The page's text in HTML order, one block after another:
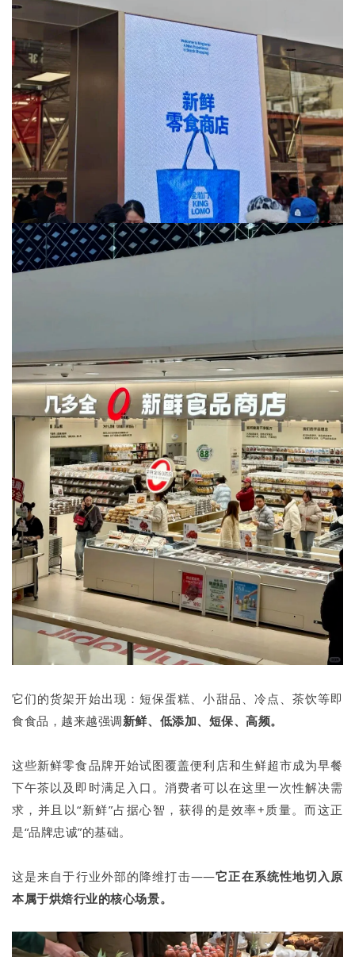
它们的货架开始出现：短保蛋糕、小甜品、冷点、茶饮等即
食食品，越来越强调新鲜、低添加、短保、高频。
这些新鲜零食品牌开始试图覆盖便利店和生鲜超市成为早餐
下午茶以及即时满足入口。消费者可以在这里一次性解决需
求，并且以“新鲜”占据心智，获得的是效率+质量。而这正
是“品牌忠诚”的基础。
这是来自于行业外部的降维打击——它正在系统性地切入原
本属于烘焙行业的核心场景。